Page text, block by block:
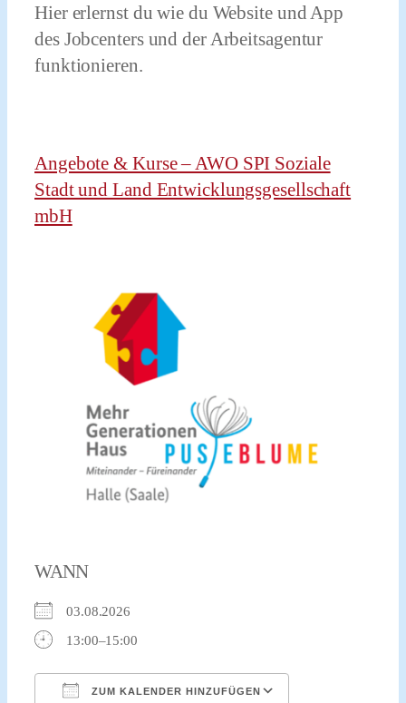
Hier erlernst du wie du Website und App
des Jobcenters und der Arbeitsagentur
funktionieren.
Angebote & Kurse – AWO SPI Soziale
Stadt und Land Entwicklungsgesellschaft
mbH
WANN
03.08.2026
13:00–15:00
ZUM KALENDER HINZUFÜGEN